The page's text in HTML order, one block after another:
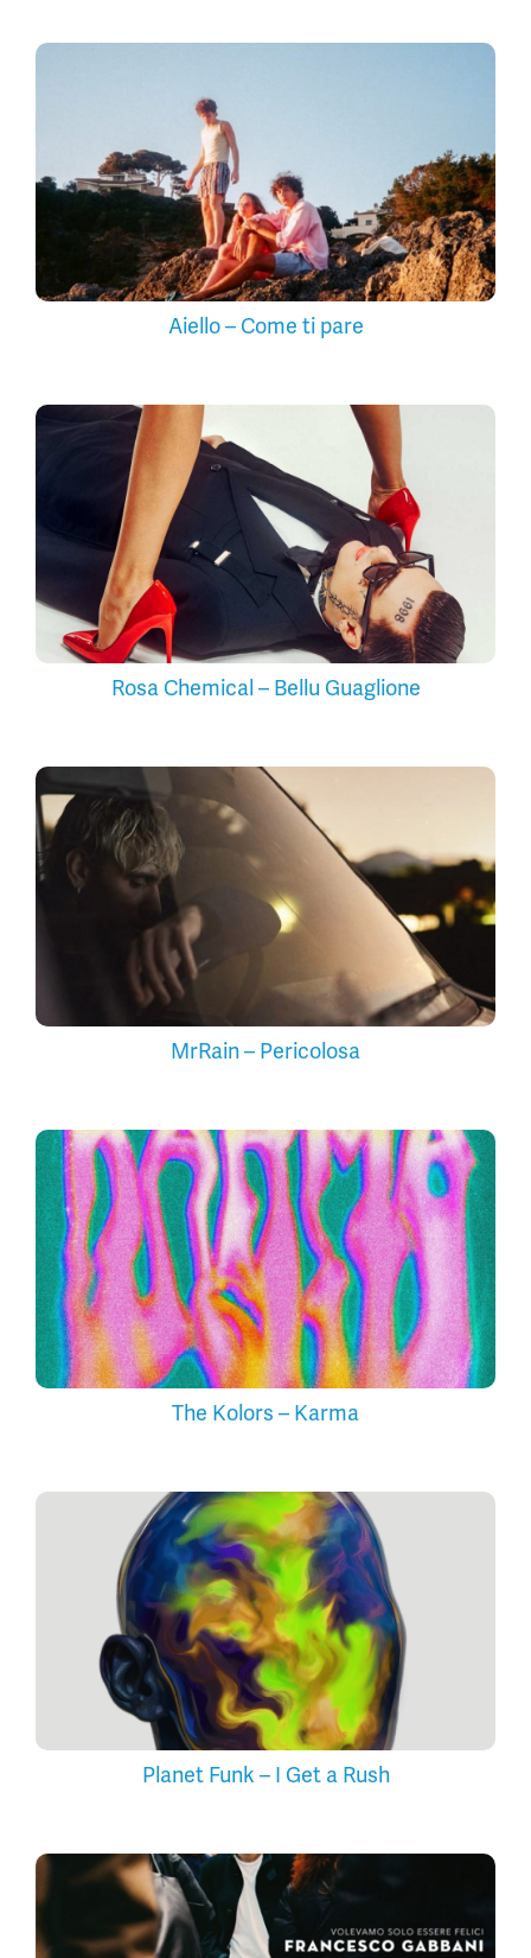
Aiello – Come ti pare
Rosa Chemical – Bellu Guaglione
MrRain – Pericolosa
The Kolors – Karma
Planet Funk – I Get a Rush